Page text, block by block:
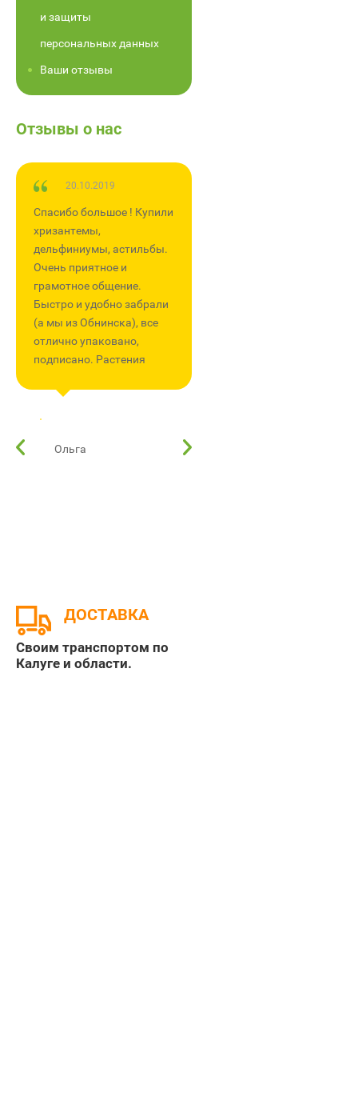
и защиты
персональных данных
Ваши отзывы
Отзывы о нас
20.10.2019
Спасибо большое ! Купили
хризантемы,
дельфиниумы, астильбы.
Очень приятное и
грамотное общение.
Быстро и удобно забрали
(а мы из Обнинска), все
отлично упаковано,
подписано. Растения
здоровы) цветут уже
прикупим ещё!
Ольга
ДОСТАВКА
Своим транспортом по
Калуге и области.